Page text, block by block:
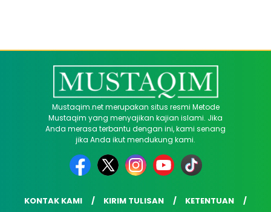
Mustaqim.net merupakan situs resmi Metode
Mustaqim yang menyajikan kajian islami. Jika
Anda merasa terbantu dengan ini, kami senang
jika Anda ikut mendukung kami.
KONTAK KAMI KIRIM TULISAN
KETENTUAN